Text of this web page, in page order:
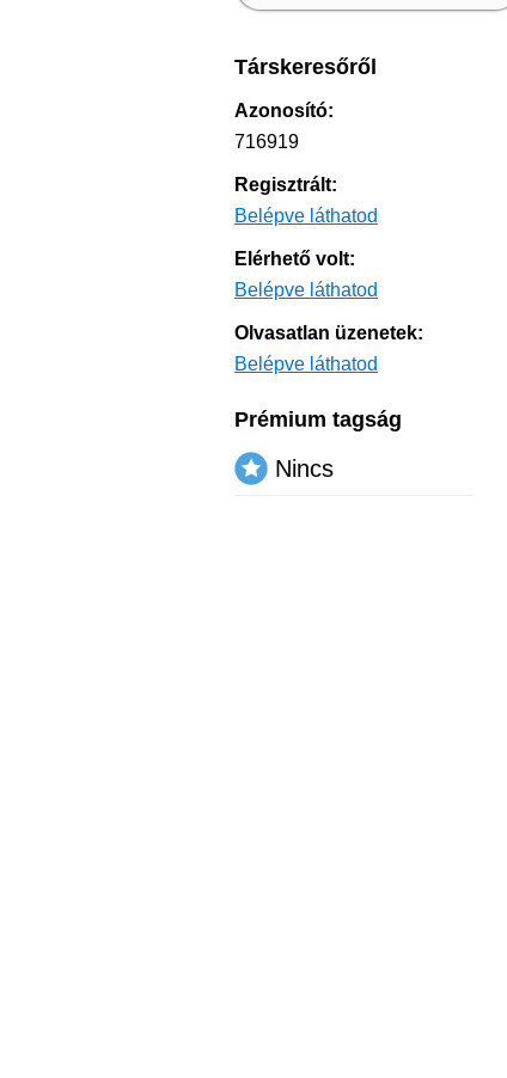
Társkeresőről
Azonosító:
716919
Regisztrált:
Belépve láthatod
Elérhető volt:
Belépve láthatod
Olvasatlan üzenetek:
Belépve láthatod
Prémium tagság
Nincs